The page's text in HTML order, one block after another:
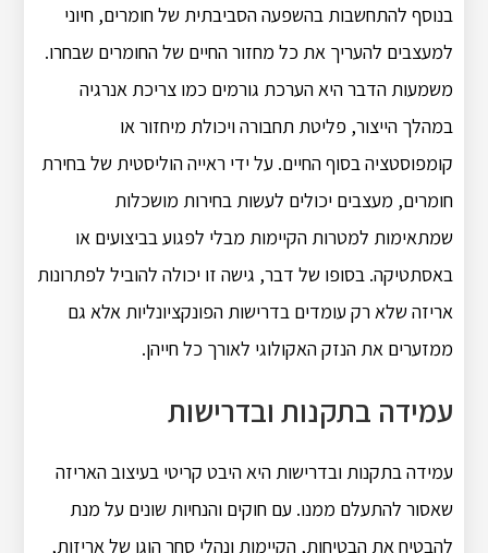
בנוסף להתחשבות בהשפעה הסביבתית של חומרים, חיוני
למעצבים להעריך את כל מחזור החיים של החומרים שבחרו.
משמעות הדבר היא הערכת גורמים כמו צריכת אנרגיה
במהלך הייצור, פליטת תחבורה ויכולת מיחזור או
קומפוסטציה בסוף החיים. על ידי ראייה הוליסטית של בחירת
חומרים, מעצבים יכולים לעשות בחירות מושכלות
שמתאימות למטרות הקיימות מבלי לפגוע בביצועים או
באסתטיקה.בסופו של דבר, גישה זו יכולה להוביל לפתרונות
אריזה שלא רק עומדים בדרישות הפונקציונליות אלא גם
ממזערים את הנזק האקולוגי לאורך כל חייהן.
עמידה בתקנות ובדרישות
עמידה בתקנות ובדרישות היא היבט קריטי בעיצוב האריזה
שאסור להתעלם ממנו. עם חוקים והנחיות שונים על מנת
להבטיח את הבטיחות, הקיימות ונהלי סחר הוגן של אריזות,